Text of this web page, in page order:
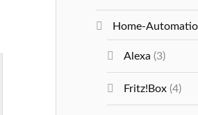
Home-
Alexa (3)
Fritz!Box (4)